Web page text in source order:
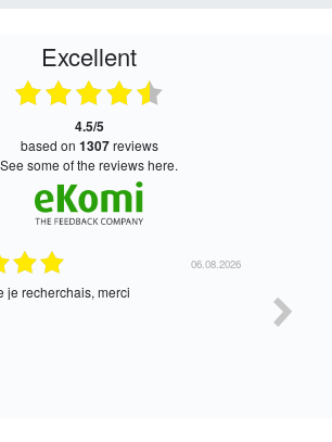
Excellent
4.5/5
based on 1307reviews
see some of the reviews here.
tres bien